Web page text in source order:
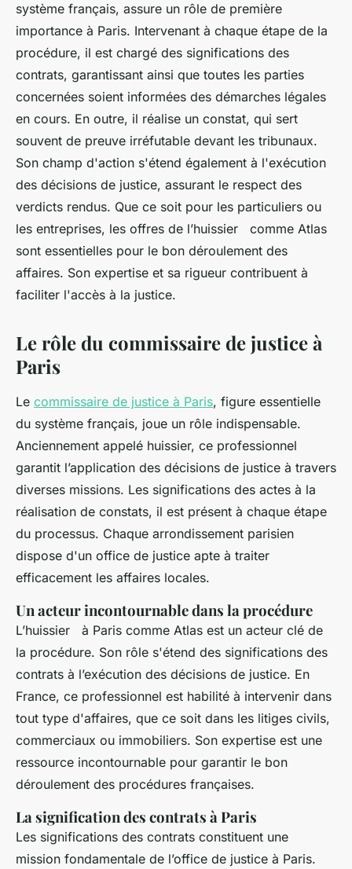
système français, assure un rôle de première
importance à Paris. Intervenant à chaque étape de la
procédure, il est chargé des significations des
contrats, garantissant ainsi que toutes les parties
concernées soient informées des démarches légales
en cours. En outre, il réalise un constat, qui sert
souvent de preuve irréfutable devant les tribunaux.
Son champ d'action s'étend également à l'exécution
des décisions de justice, assurant le respect des
verdicts rendus. Que ce soit pour les particuliers ou
les entreprises, les offres de l’huissier comme Atlas
sont essentielles pour le bon déroulement des
affaires. Son expertise et sa rigueur contribuent à
faciliter l'accès à la justice.
Le rôle du commissaire de justice à
Paris
Le commissaire de justice à Paris, figure essentielle
du système français, joue un rôle indispensable.
Anciennement appelé huissier, ce professionnel
garantit l’application des décisions de justice à travers
diverses missions. Les significations des actes à la
réalisation de constats, il est présent à chaque étape
du processus. Chaque arrondissement parisien
dispose d'un office de justice apte à traiter
efficacement les affaires locales.
Un acteur incontournable dans la procédure
L’huissier à Paris comme Atlas est un acteur clé de
la procédure. Son rôle s'étend des significations des
contrats à l’exécution des décisions de justice. En
France, ce professionnel est habilité à intervenir dans
tout type d'affaires, que ce soit dans les litiges civils,
commerciaux ou immobiliers. Son expertise est une
ressource incontournable pour garantir le bon
déroulement des procédures françaises.
La signification des contrats à Paris
Les significations des contrats constituent une
mission fondamentale de l’office de justice à Paris.